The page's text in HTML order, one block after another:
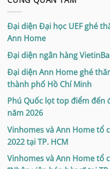
Đại diện Đại học UEF ghé
Ann Home
Đại diện ngân hàng
Đại diện Ann Home ghé
thành phố Hồ Chí Minh
Phú Quốc lọt top điểm đến
năm 2026
Vinhomes và Ann Home tổ
2022 tại TP. HCM
Vinhomes và Ann Home tổ